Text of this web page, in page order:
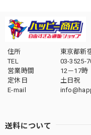
住所
東京都新
TEL
03-3525-
営業時間
12－17時
定休日
土日祝
E-mail
送料について